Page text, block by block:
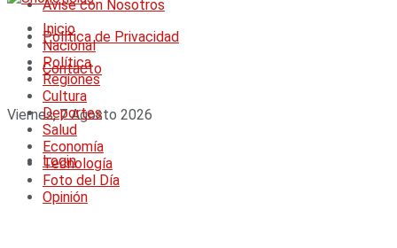
Avise con Nosotros
Política de Privacidad
Contacto
Viernes, 7 Agosto 2026
Login
Inicio
Nacional
Política
Regiones
Cultura
Deportes
Salud
Economía
Tecnología
Foto del Día
Opinión